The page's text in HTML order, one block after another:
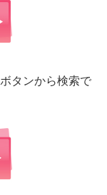
タンから検索で